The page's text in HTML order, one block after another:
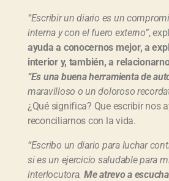
“Escribir un diario es un
interna y con el fuero externo”,
ayuda a conocernos mejor, a
interior y, también, a
“Es una buena herramienta de
maravilloso o un doloroso
¿Qué significa? Que escribir nos
reconciliarnos con la vida.
“Escribo un diario para luchar
si es un ejercicio saludable para
interlocutora. Me atrevo a